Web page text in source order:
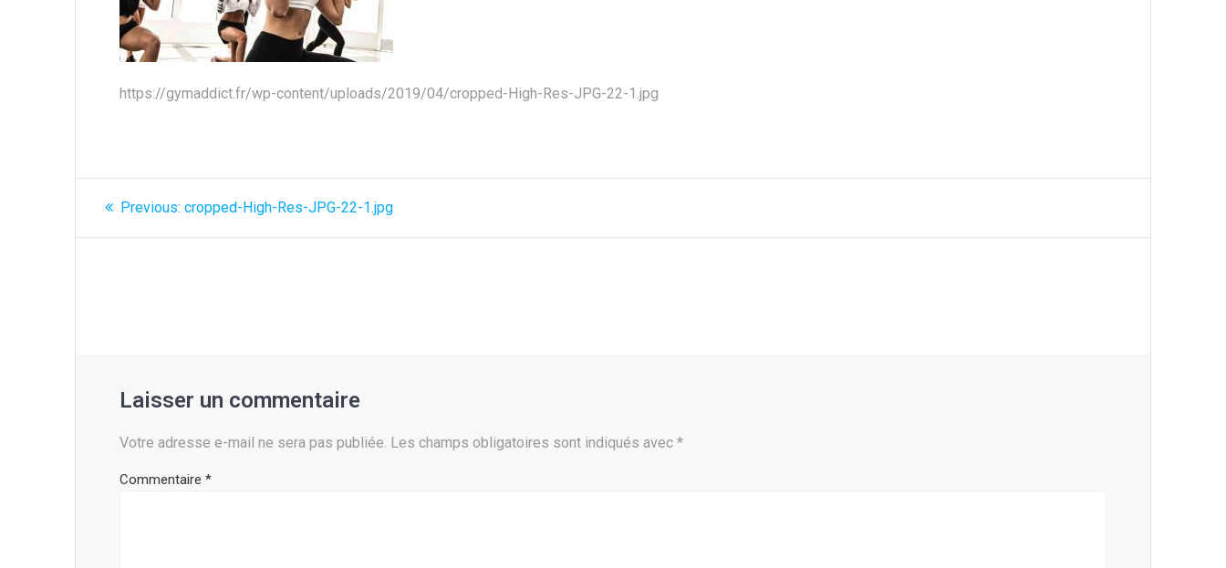
https://gymaddict.fr/wp-content/uploads/2019/04/cropped-High-Res-JPG-22-1.jpg
Navigation
de
Previous: Previous
cropped-High-Res-JPG-22-1.jpg
Laisser un commentaire
Votre adresse e-mail ne sera pas publiée. Les champs obligatoires sont indiqués avec*
Commentaire*